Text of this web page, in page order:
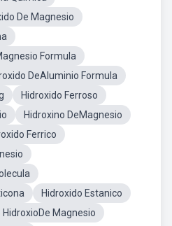
De Magnesio
Formula
DeAluminio Formula
Hidroxido Ferroso
Hidroxino DeMagnesio
Ferrico
Hidroxido Estanico
HidroxioDe Magnesio